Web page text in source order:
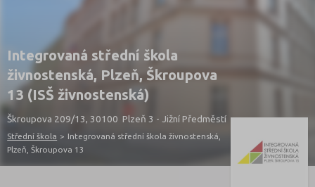
Integrovaná střední škola
živnostenská, Plzeň, Škroupova
13 (ISŠ živnostenská)
Škroupova 209/13, 30100 Plzeň 3 - Jižní Předměstí
Střední škola > Integrovaná střední škola živnostenská,
Plzeň, Škroupova 13